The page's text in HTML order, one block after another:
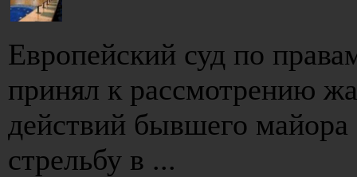
Европейский суд по
принял к рассмотрению
действий бывшего
стрельбу в ...